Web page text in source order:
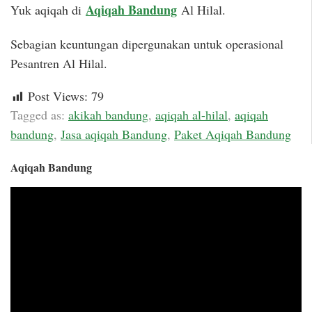
Yuk aqiqah di Aqiqah Bandung Al Hilal.
Sebagian keuntungan dipergunakan untuk operasional
Pesantren Al Hilal.
Post Views: 79
Tagged as: akikah bandung, aqiqah al-hilal, aqiqah
bandung, Jasa aqiqah Bandung, Paket Aqiqah Bandung
Aqiqah Bandung